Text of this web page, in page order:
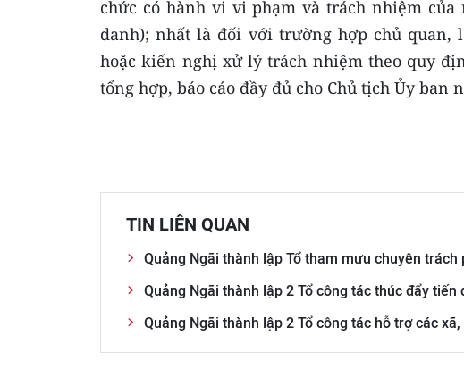
chức có hành vi vi phạm và trách nhiệm
danh); nhất là đối với trường hợp chủ
hoặc kiến nghị xử lý trách nhiệm theo quy
tổng hợp, báo cáo đầy đủ cho Chủ tịch Ủy
TIN LIÊN QUAN
Quảng Ngãi thành lập Tổ tham mưu chuyên
Quảng Ngãi thành lập 2 Tổ công tác thúc đẩy
Quảng Ngãi thành lập 2 Tổ công tác hỗ trợ các